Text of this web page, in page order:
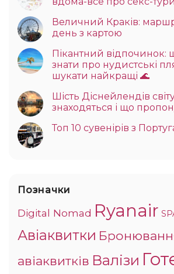
Величний Краків:
день з картою
Пікантний відпочинок:
знати про нудистські
шукати найкращі 🌊
Шість Діснейлендів
знаходяться і що
Топ 10 сувенірів з
Позначки
Digital Nomad Ryanair
Авіаквитки
авіаквитків Валізи